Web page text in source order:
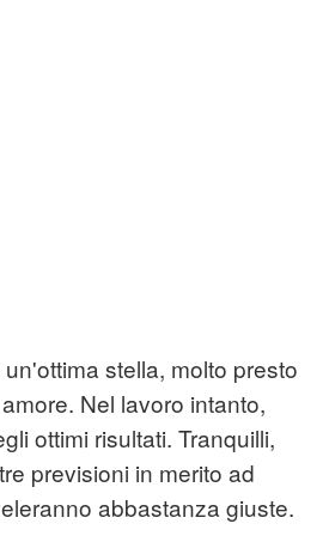
stella, molto presto
Nel lavoro intanto,
ottimi risultati. Tranquilli,
previsioni in merito ad
abbastanza giuste.